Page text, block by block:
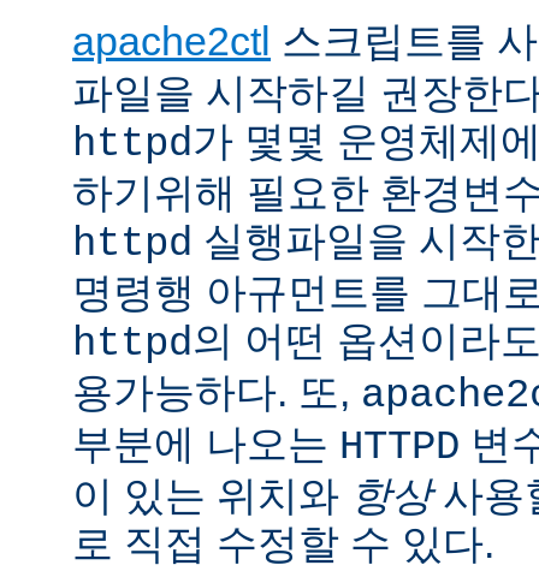
apache2ctl 스크립트를
파일을 시작하길 권장한
httpd가 몇몇 운영체제
하기위해 필요한 환경변
httpd 실행파일을 시작
명령행 아규먼트를 그대
httpd의 어떤 옵션이라
용가능하다. 또,
부분에 나오는 HTTPD 변
이 있는 위치와 항상사용
로 직접 수정할 수 있다.